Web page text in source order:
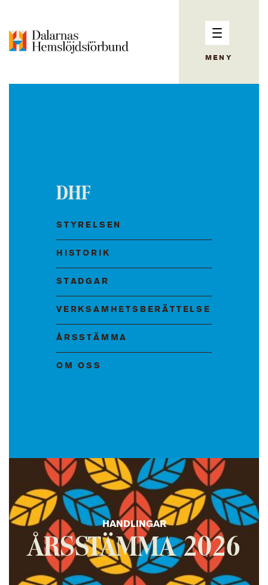
MENY
DHF
STYRELSEN
HISTORIK
STADGAR
VERKSAMHETSBERÄTTELSE
ÅRSSTÄMMA
OM OSS
HANDLINGAR
ÅRSSTÄMMA 2026